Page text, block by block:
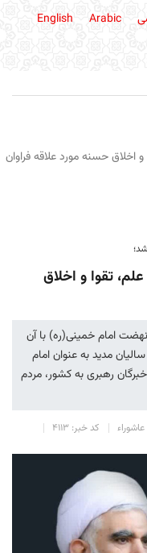
English Arabic
اخلاق حسنه مورد علاقه فراوان
تقوا و اخلاق
امام خمینی(ره) با آن
مدید به عنوان امام
رهبری به کشور، مردم
کد خبر: 4113